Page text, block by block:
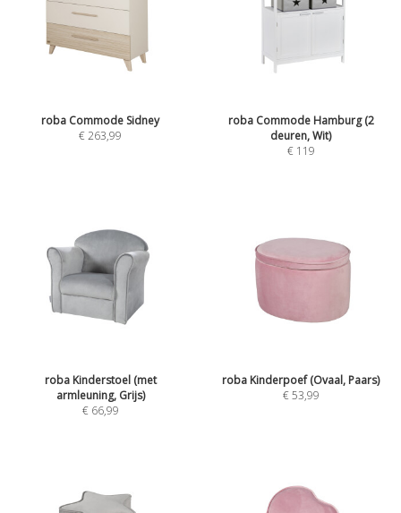
roba Commode Sidney
€263,99
roba Commode Hamburg (2
deuren, Wit)
€ 119
roba Kinderstoel (met
armleuning, Grijs)
€ 66,99
roba Kinderpoef (Ovaal, Paars)
€53,99